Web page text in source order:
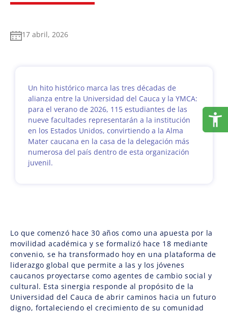
17 abril, 2026
Un hito histórico marca las tres décadas de
alianza entre la Universidad del Cauca y la YMCA:
para el verano de 2026, 115 estudiantes de las
nueve facultades representarán a la institución
en los Estados Unidos, convirtiendo a la Alma
Mater caucana en la casa de la delegación más
numerosa del país dentro de esta organización
juvenil.
Lo que comenzó hace 30 años como una apuesta por la
movilidad académica y se formalizó hace 18 mediante
convenio, se ha transformado hoy en una plataforma de
liderazgo global que permite a las y los jóvenes
caucanos proyectarse como agentes de cambio social y
cultural. Esta sinergia responde al propósito de la
Universidad del Cauca de abrir caminos hacia un futuro
digno, fortaleciendo el crecimiento de su comunidad